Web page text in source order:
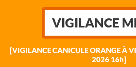
VIGILANCE
[VIGILANCE CANICULE ORANGE À
2026 16h]